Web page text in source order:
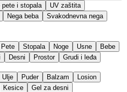
pete i stopala
UV zaštita
Nega beba
Svakodnevna nega
Pete Stopala Noge Usne
Bebe
Desni Prostor Grudi i leđa
Ulje Puder Balzam
Losion
Kesice Gel za desni